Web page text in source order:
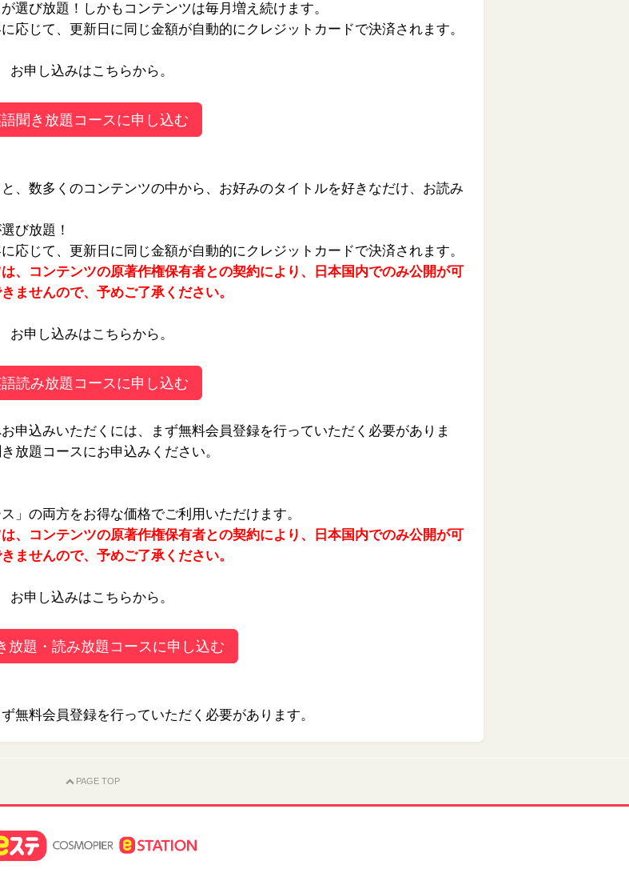
選び放題！しかもコンテンツは毎月増え続けます。
応じて、更新日に同じ金額が自動的にクレジットカードで決済されます。
お申し込みはこちらから。
聞き放題コースに申し込む
、数多くのコンテンツの中から、お好みのタイトルを好きなだけ、お読み
び放題！
応じて、更新日に同じ金額が自動的にクレジットカードで決済されます。
、コンテンツの原著作権保有者との契約により、日本国内でのみ公開が可
ませんので、予めご了承ください。
お申し込みはこちらから。
読み放題コースに申し込む
申込みいただくには、まず無料会員登録を行っていただく必要がありま
放題コースにお申込みください。
」の両方をお得な価格でご利用いただけます。
、コンテンツの原著作権保有者との契約により、日本国内でのみ公開が可
ませんので、予めご了承ください。
お申し込みはこちらから。
放題・読み放題コースに申し込む
料会員登録を行っていただく必要があります。
PAGE TOP